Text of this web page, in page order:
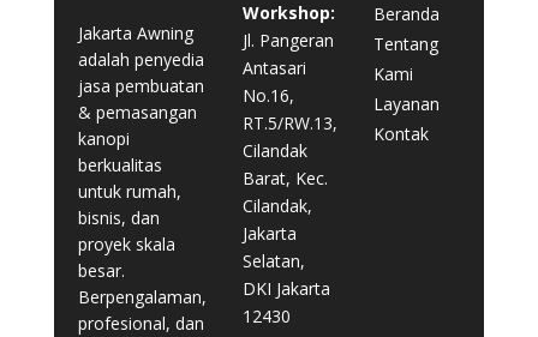
Jakarta Awning
adalah penyedia
jasa pembuatan
& pemasangan
kanopi
berkualitas
untuk rumah,
bisnis, dan
proyek skala
besar.
Berpengalaman,
profesional, dan
Workshop:
Jl. Pangeran
Antasari
No.16,
RT.5/RW.13,
Cilandak
Barat, Kec.
Cilandak,
Jakarta
Selatan,
DKI Jakarta
12430
Beranda
Tentang
Kami
Layanan
Kontak